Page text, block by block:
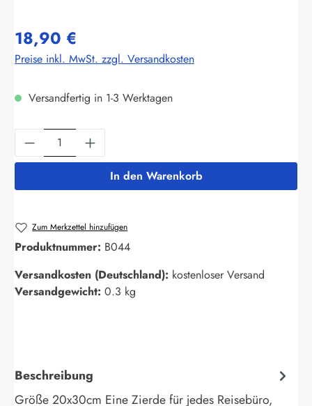
18,90 €
Preise inkl. MwSt. zzgl. Versandkosten
Versandfertig in 1-3 Werktagen
Produkt Anzahl: Gib den gewünschten
In den Warenkorb
Zum Merkzettel hinzufügen
Produktnummer: B044
Versandkosten (Deutschland): kostenloser Versand
Versandgewicht: 0.3 kg
Beschreibung
Größe 20x30cm Eine Zierde für jedes Reisebüro,